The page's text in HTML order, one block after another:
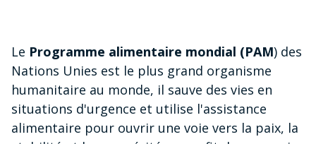
Le Programme alimentaire mondial (PAM) des
Nations Unies est le plus grand organisme
humanitaire au monde, il sauve des vies en
situations d'urgence et utilise l'assistance
alimentaire pour ouvrir une voie vers la paix, la